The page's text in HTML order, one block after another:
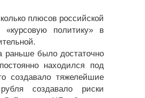
плюсов российской
«курсовую политику» в
раньше было достаточно
находился под
создавало тяжелейшие
создавало риски